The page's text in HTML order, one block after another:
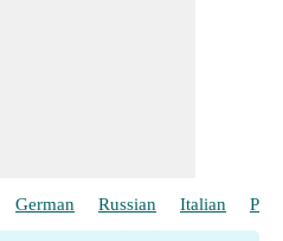
German Russian Italian